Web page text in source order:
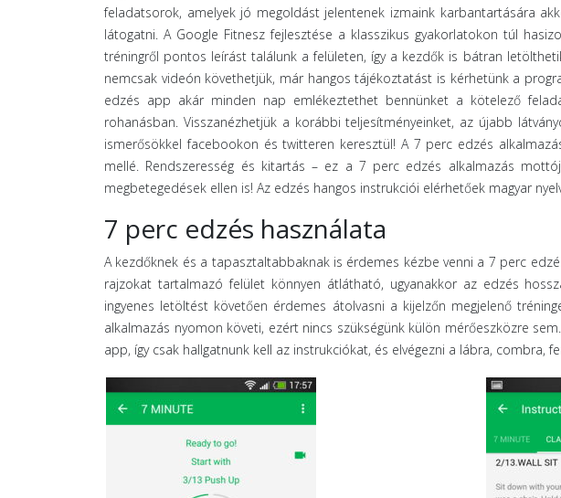
feladatsorok, amelyek jó megoldást jelentenek izmaink karbantartására
látogatni. A Google Fitnesz fejlesztése a klasszikus gyakorlatokon túl
tréningről pontos leírást találunk a felületen, így a kezdők is bátran
nemcsak videón követhetjük, már hangos tájékoztatást is kérhetünk a
edzés app akár minden nap emlékeztethet bennünket a kötelező
rohanásban. Visszanézhetjük a korábbi teljesítményeinket, az újabb
ismerősökkel facebookon és twitteren keresztül! A 7 perc edzés
mellé. Rendszeresség és kitartás – ez a 7 perc edzés alkalmazás
megbetegedések ellen is! Az edzés hangos instrukciói elérhetőek magyar
7 perc edzés használata
A kezdőknek és a tapasztaltabbaknak is érdemes kézbe venni a 7 perc
rajzokat tartalmazó felület könnyen átlátható, ugyanakkor az edzés
ingyenes letöltést követően érdemes átolvasni a kijelzőn megjelenő
alkalmazás nyomon követi, ezért nincs szükségünk külön mérőeszközre
app, így csak hallgatnunk kell az instrukciókat, és elvégezni a lábra, combra,